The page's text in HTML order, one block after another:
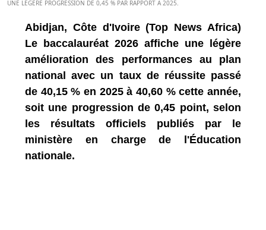
UNE LÉGÈRE PROGRESSION DE 0,45 % PAR RAPPORT À 2025.
Abidjan, Côte d'Ivoire (Top News Africa)
Le baccalauréat 2026 affiche une légère
amélioration des performances au plan
national avec un taux de réussite passé
de 40,15 % en 2025 à 40,60 % cette année,
soit une progression de 0,45 point, selon
les résultats officiels publiés par le
ministère en charge de l'Éducation
nationale.